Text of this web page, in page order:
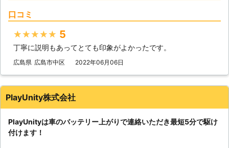
てしまったからです。車のエンジンは
バッテリー内の電気を利用して動きだ
って動かなくなってしまいます。
口コミ
★★★★★ 5
丁寧に説明もあってとても印象がよかったです。
広島県 広島市中区 2022年06月06日
PlayUnity株式会社
PlayUnityは車のバッテリー上がりで連絡いただき最短5分で駆け
付けます！